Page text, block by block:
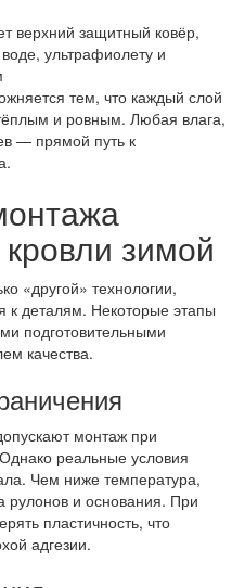
верхний защитный ковёр,
воде, ультрафиолету и
тем, что каждый слой
и ровным. Любая влага,
— прямой путь к
зимой
«другой» технологии,
к деталям. Некоторые этапы
подготовительными
качества.
монтаж при
реальные условия
Чем ниже температура,
рулонов и основания. При
пластичность, что
адгезии.